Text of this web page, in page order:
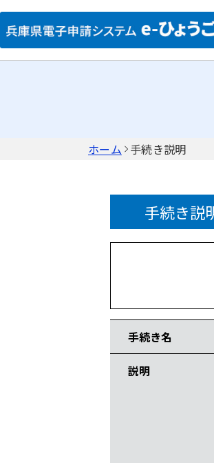
ホーム 手続き説明
手続き説
手続き名
説明